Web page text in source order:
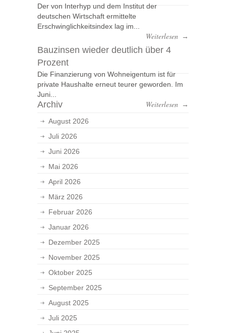
Der von Interhyp und dem Institut der
deutschen Wirtschaft ermittelte
Erschwinglichkeitsindex lag im...
Weiterlesen →
Bauzinsen wieder deutlich über 4
Prozent
Die Finanzierung von Wohneigentum ist für
private Haushalte erneut teurer geworden. Im
Juni...
Weiterlesen →
Archiv
August 2026
Juli 2026
Juni 2026
Mai 2026
April 2026
März 2026
Februar 2026
Januar 2026
Dezember 2025
November 2025
Oktober 2025
September 2025
August 2025
Juli 2025